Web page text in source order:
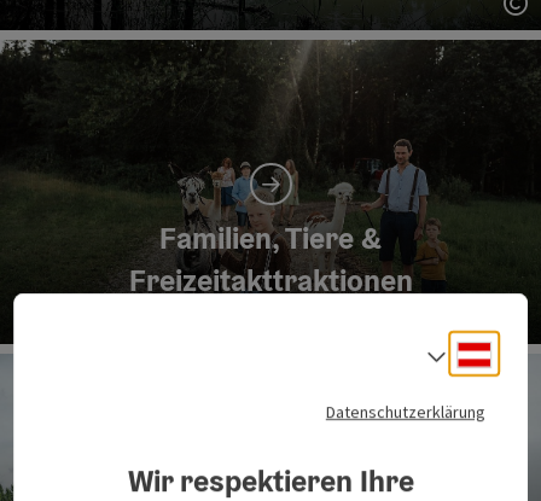
Familien, Tiere &
Freizeitakttraktionen
Datenschutzerklärung
Wir respektieren Ihre